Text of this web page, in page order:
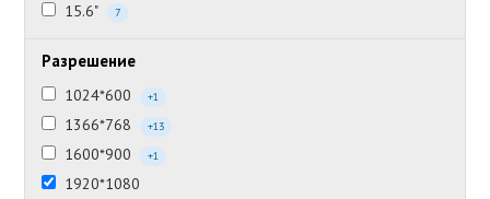
15.6" 7
Разрешение
1024*600 +1
1366*768 +13
1600*900 +1
1920*1080